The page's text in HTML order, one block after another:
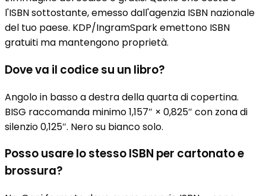
l'ISBN sottostante, emesso dall'agenzia ISBN nazionale
del tuo paese. KDP/IngramSpark emettono ISBN
gratuiti ma mantengono proprietà.
Dove va il codice su un libro?
Angolo in basso a destra della quarta di copertina.
BISG raccomanda minimo 1,157″ × 0,825″ con zona di
silenzio 0,125″. Nero su bianco solo.
Posso usare lo stesso ISBN per cartonato e
brossura?